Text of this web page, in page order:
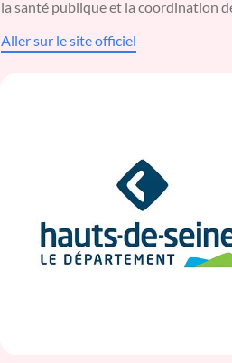
la santé publique et la coordination
Aller sur le site officiel